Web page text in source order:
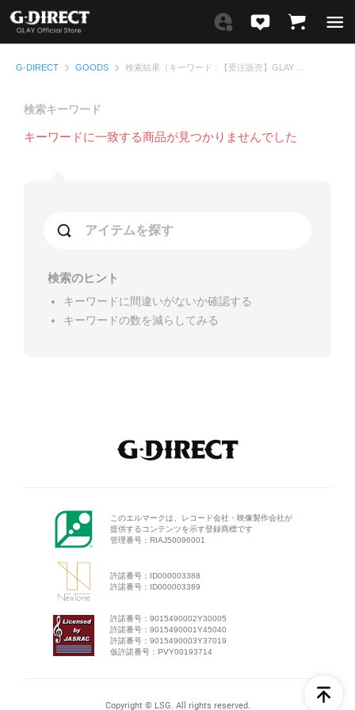
G-DIRECT GOODS
検索キーワード
キーワードに一致する商品が見つかりませんでした
検索のヒント
キーワードに間違いがないか確認する
キーワードの数を減らしてみる
このエルマークは、レコード会社・映像製作会社が
提供するコンテンツを示す登録商標です
管理番号：RIAJ50096001
許諾番号：ID000003388
許諾番号：ID000003389
許諾番号：9015490002Y30005
許諾番号：9015490001Y45040
許諾番号：9015490003Y37019
仮許諾番号：PVY00193714
Copyright © LSG. All rights reserved.